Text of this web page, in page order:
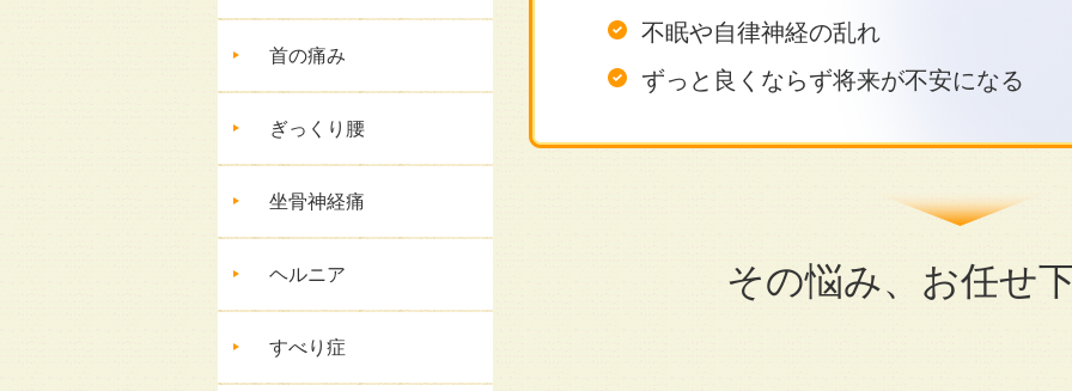
首の痛み
ぎっくり腰
坐骨神経痛
ヘルニア
すべり症
不眠や自律神経の乱れ
ずっと良くならず将来が不安になる
その悩み、お任せ